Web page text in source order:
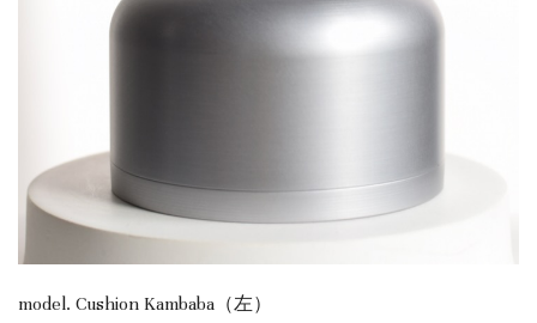
model. Cushion Kambaba（左）